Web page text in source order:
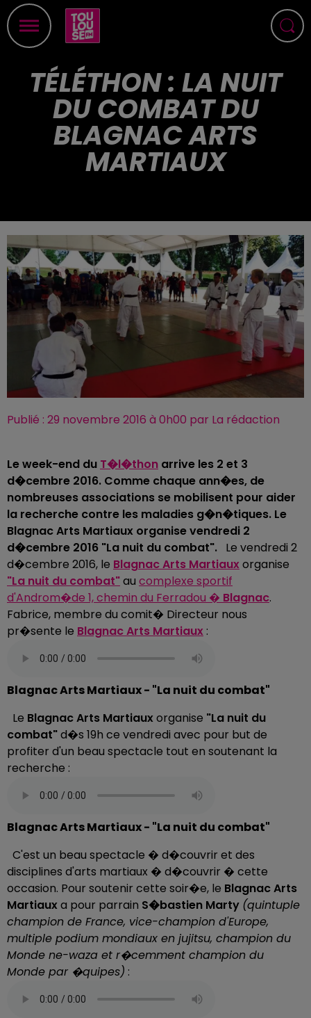
TÉLÉTHON : LA NUIT
DU COMBAT DU
BLAGNAC ARTS
MARTIAUX
Publié : 29 novembre 2016 à 0h00 par La rédaction
Le week-end du T�l�thon arrive les 2 et 3
d�cembre 2016. Comme chaque ann�es, de
nombreuses associations se mobilisent pour aider
la recherche contre les maladies g�n�tiques. Le
Blagnac Arts Martiaux organise vendredi 2
d�cembre 2016 "La nuit du combat". Le vendredi 2
d�cembre 2016, le Blagnac Arts Martiauxorganise
"La nuit du combat"au complexe sportif
d'Androm�de 1, chemin du Ferradou � Blagnac.
Fabrice, membre du comit� Directeur nous
pr�sente le Blagnac Arts Martiaux :
Blagnac Arts Martiaux - "La nuit du combat"
Le Blagnac Arts Martiauxorganise "La nuit du
combat"d�s 19h ce vendredi avec pour but de
profiter d'un beau spectacle tout en soutenant la
recherche :
Blagnac Arts Martiaux - "La nuit du combat"
C'est un beau spectacle � d�couvrir et des
disciplines d'arts martiaux � d�couvrir � cette
occasion. Pour soutenir cette soir�e, le Blagnac Arts
Martiauxa pour parrain S�bastien Marty (quintuple
champion de France, vice-champion d'Europe,
multiple podium mondiaux en jujitsu, champion du
Monde ne-waza et r�cemment champion du
Monde par �quipes) :